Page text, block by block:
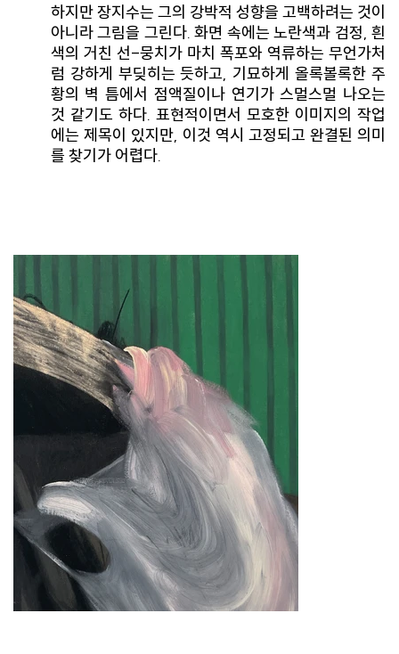
하지만 장지수는 그의 강박적 성향을 고백하려는 것이
아니라 그림을 그린다. 화면 속에는 노란색과 검정, 흰
색의 거친 선-뭉치가 마치 폭포와 역류하는 무언가처
럼 강하게 부딪히는 듯하고, 기묘하게 올록볼록한 주
황의 벽 틈에서 점액질이나 연기가 스멀스멀 나오는
것 같기도 하다. 표현적이면서 모호한 이미지의 작업
에는 제목이 있지만, 이것 역시 고정되고 완결된 의미
를 찾기가 어렵다.